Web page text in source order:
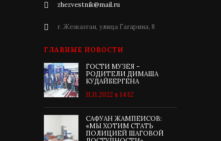
zhezvestnik@mail.ru
г. Жезказган, улица Гагарина, 8
ГЛАВНЫЕ НОВОСТИ
ГОСТИ МУЗЕЯ –
РОДИТЕЛИ ДИМАША
КУДАЙБЕРГЕНА
11.11.2022 в 14:12
САФУАН ЖАМПЕИСОВ:
«МЫ ХОТИМ СТАТЬ
ПОЛИЦИЕЙ ШАГОВОЙ